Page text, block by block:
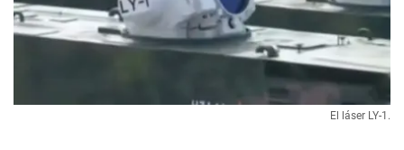
El láser LY-1.